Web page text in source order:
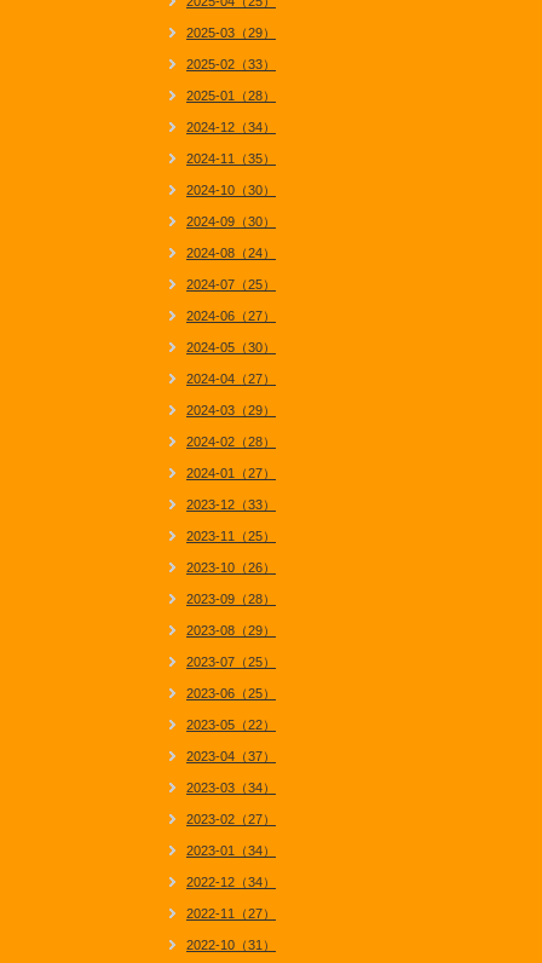
2025-03（29）
2025-02（33）
2025-01（28）
2024-12（34）
2024-11（35）
2024-10（30）
2024-09（30）
2024-08（24）
2024-07（25）
2024-06（27）
2024-05（30）
2024-04（27）
2024-03（29）
2024-02（28）
2024-01（27）
2023-12（33）
2023-11（25）
2023-10（26）
2023-09（28）
2023-08（29）
2023-07（25）
2023-06（25）
2023-05（22）
2023-04（37）
2023-03（34）
2023-02（27）
2023-01（34）
2022-12（34）
2022-11（27）
2022-10（31）